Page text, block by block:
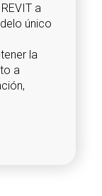
a
único
la
a